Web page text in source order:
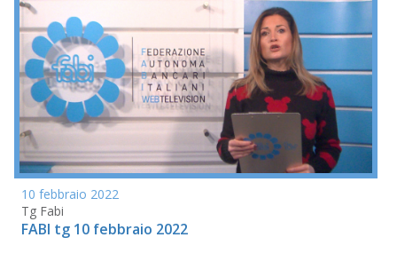
10 febbraio 2022
Tg Fabi
FABI tg 10 febbraio 2022